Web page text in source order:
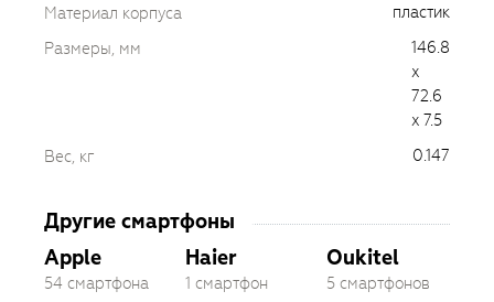
Материал корпуса
пластик
Размеры, мм
146.8
x
72.6
x 7.5
Вес, кг
0.147
Другие смартфоны
Apple
54 смартфона
Haier
1 смартфон
Oukitel
5 смартфонов